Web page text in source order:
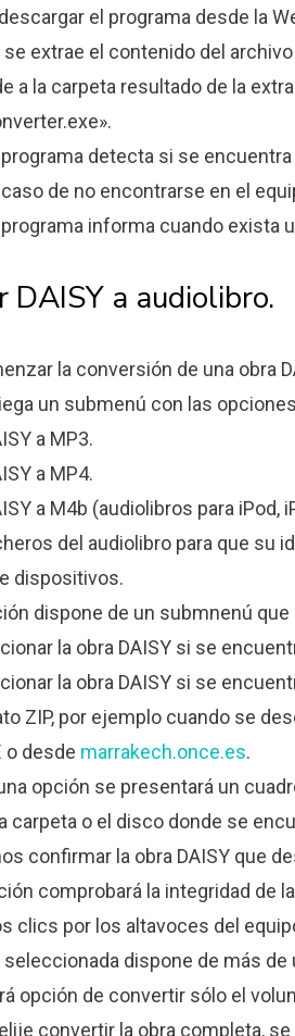
el programa desde la
extrae el contenido del
a la carpeta resultado de la
detecta si se
caso de no encontrarse en el
informa cuando exista
DAISY a audiolibro.
la conversión de una obra
un submenú con las
a MP3.
a MP4.
a M4b (audiolibros para
del audiolibro para que su
dispositivos.
dispone de un submnenú
la obra DAISY si se
la obra DAISY si se
ZIP, por ejemplo cuando se
o desde marrakech.once.es.
opción se presentará un
carpeta o el disco donde se
confirmar la obra DAISY que
comprobará la integridad de
clics por los altavoces del
seleccionada dispone de más de
opción de convertir sólo el
convertir la obra completa,